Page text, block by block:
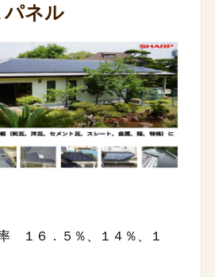
ネル
１６．５％、１４％、１